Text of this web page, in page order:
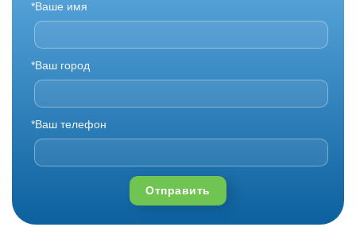
*Ваше имя
*Ваш город
*Ваш телефон
Отправить